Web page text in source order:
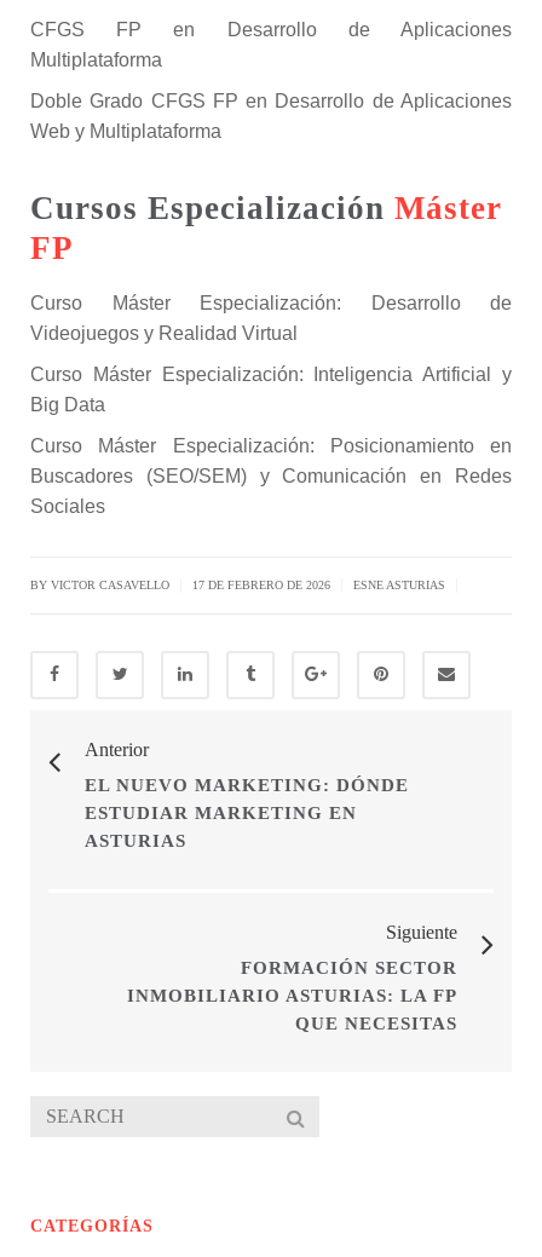
CFGS FP en Desarrollo de Aplicaciones
Multiplataforma
Doble Grado CFGS FP en Desarrollo de Aplicaciones
Web y Multiplataforma
Cursos Especialización Máster
FP
Curso Máster Especialización: Desarrollo de
Videojuegos y Realidad Virtual
Curso Máster Especialización: Inteligencia Artificial y
Big Data
Curso Máster Especialización: Posicionamiento en
Buscadores (SEO/SEM) y Comunicación en Redes
Sociales
BY VICTOR CASAVELLO 17 DE FEBRERO DE 2026 ESNE ASTURIAS
Anterior
EL NUEVO MARKETING: DÓNDE
ESTUDIAR MARKETING EN
ASTURIAS
Siguiente
FORMACIÓN SECTOR
INMOBILIARIO ASTURIAS: LA FP
QUE NECESITAS
CATEGORÍAS